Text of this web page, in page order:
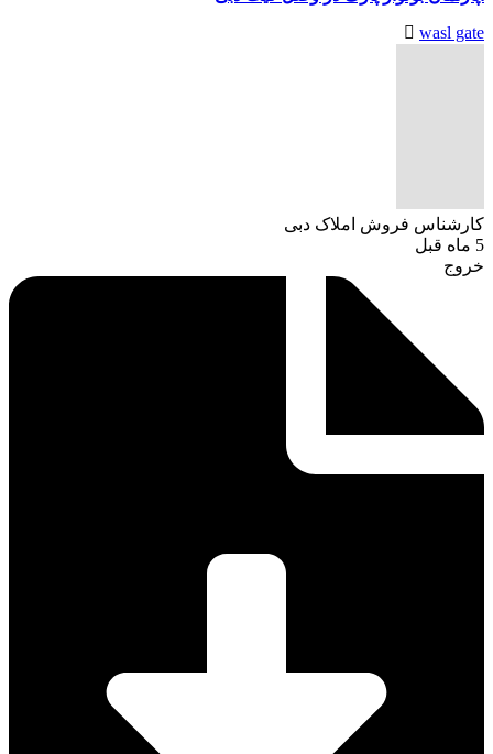
wasl gate
کارشناس فروش املاک دبی
5 ماه قبل
خروج